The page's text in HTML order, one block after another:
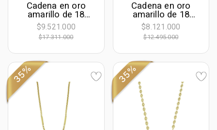
Cadena en oro
amarillo de 18
Kilates,
Eslabones, 50 cm.
de largo, 2.50 mm.
$9.521.000
$17.311.000
Cadena en oro
amarillo de 18
Kilates, Grumette,
50 cm. de largo,
3.50 mm. de
$8.121.000
$12.495.000
35% 35%